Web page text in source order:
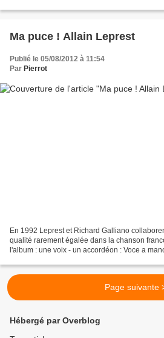
Ma puce ! Allain Leprest
Publié le 05/08/2012 à 11:54
Par Pierrot
En 1992 Leprest et Richard Galliano
qualité rarement égalée dans la chanson
l'album : une voix - un accordéon : Voce a
Page suivante
Hébergé par Overblog